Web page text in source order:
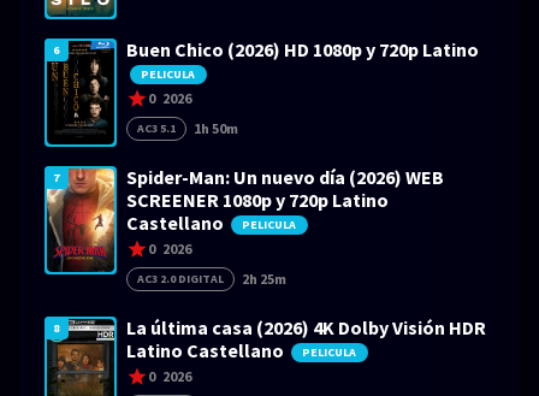
6 Buen Chico (2026) HD 1080p y 720p Latino
PELICULA
0 2026
AC3 5.1 1h 50m
7
Spider-Man: Un nuevo día (2026) WEB
SCREENER 1080p y 720p Latino
Castellano
PELICULA
0 2026
AC3 2.0 DIGITAL 2h 25m
8
La última casa (2026) 4K Dolby Visión HDR
Latino Castellano
PELICULA
0 2026